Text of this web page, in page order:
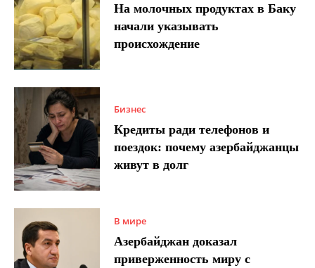
На молочных продуктах в Баку
начали указывать
происхождение
Бизнес
Кредиты ради телефонов и
поездок: почему азербайджанцы
живут в долг
В мире
Азербайджан доказал
приверженность миру с